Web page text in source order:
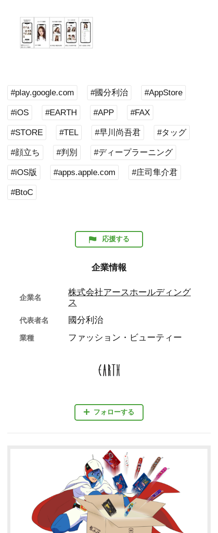
#play.google.com #國分利治 #AppStore
#iOS #EARTH #APP #FAX
#STORE #TEL #早川尚吾君 #タッグ
#顔立ち #判別 #ディープラーニング
#iOS版 #apps.apple.com #庄司隼介君
#BtoC
応援する
企業情報
フォローする
企業名
株式会社アースホールディング
ス
代表者名 國分利治
業種 ファッション・ビューティー